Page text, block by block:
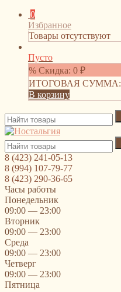
0
Избранное
Товары отсутствуют
Пусто
% Скидка: 0 ₽
ИТОГОВАЯ СУММА:
В корзину
8 (423) 241-05-13
8 (994) 107-79-77
8 (423) 290-36-65
Часы работы
Понедельник
09:00 — 23:00
Вторник
09:00 — 23:00
Среда
09:00 — 23:00
Четверг
09:00 — 23:00
Пятница